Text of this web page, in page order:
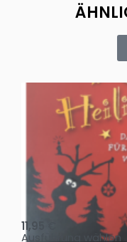
Oh, heilige Nacht!
11,95
Ausführung wählen